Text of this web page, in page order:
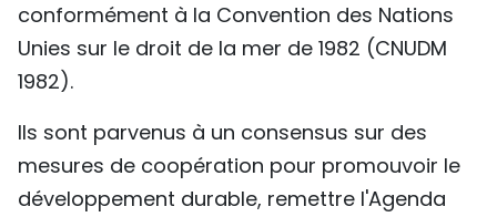
conformément à la Convention des Nations
Unies sur le droit de la mer de 1982 (CNUDM
1982).
Ils sont parvenus à un consensus sur des
mesures de coopération pour promouvoir le
développement durable, remettre l'Agenda